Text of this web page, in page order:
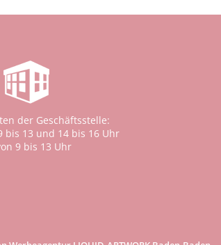
der Geschäftsstelle:
bis 13 und 14 bis 16 Uhr
9 bis 13 Uhr